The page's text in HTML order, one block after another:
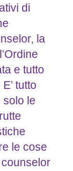
di
la
e tutto
tutto
solo le
le cose